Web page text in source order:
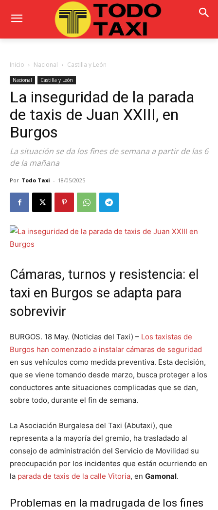
Inicio Nacional Castilla y León
Nacional Castilla y León
La inseguridad de la parada
de taxis de Juan XXIII, en
Burgos
La situación se da los fines de semana a partir de las 6
de la mañana
Por Todo Taxi - 18/05/2025
Cámaras, turnos y resistencia: el
taxi en Burgos se adapta para
sobrevivir
BURGOS. 18 May. (Noticias del Taxi) – Los taxistas de
Burgos han comenzado a instalar cámaras de seguridad
en sus vehículos como medida preventiva. Esta decisión,
que se viene tomando desde marzo, busca proteger a los
conductores ante situaciones complicadas que se dan,
sobre todo, durante el fin de semana.
La Asociación Burgalesa del Taxi (Abutaxi), que
representa a la mayoría del gremio, ha trasladado al
consejo de administración del Servicio de Movilidad su
preocupación por los incidentes que están ocurriendo en
la parada de taxis de la calle Vitoria, en Gamonal.
Problemas en la madrugada de los fines